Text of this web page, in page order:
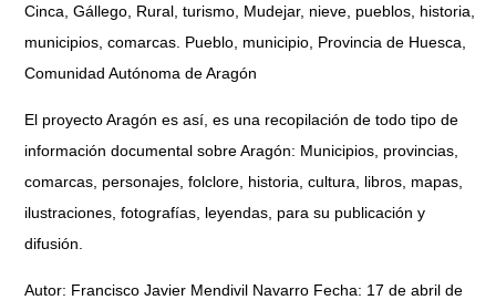
Cinca, Gállego, Rural, turismo, Mudejar, nieve, pueblos, historia,
municipios, comarcas. Pueblo, municipio, Provincia de Huesca,
Comunidad Autónoma de Aragón
El proyecto Aragón es así, es una recopilación de todo tipo de
información documental sobre Aragón: Municipios, provincias,
comarcas, personajes, folclore, historia, cultura, libros, mapas,
ilustraciones, fotografías, leyendas, para su publicación y
difusión.
Autor: Francisco Javier Mendivil Navarro Fecha: 17 de abril de